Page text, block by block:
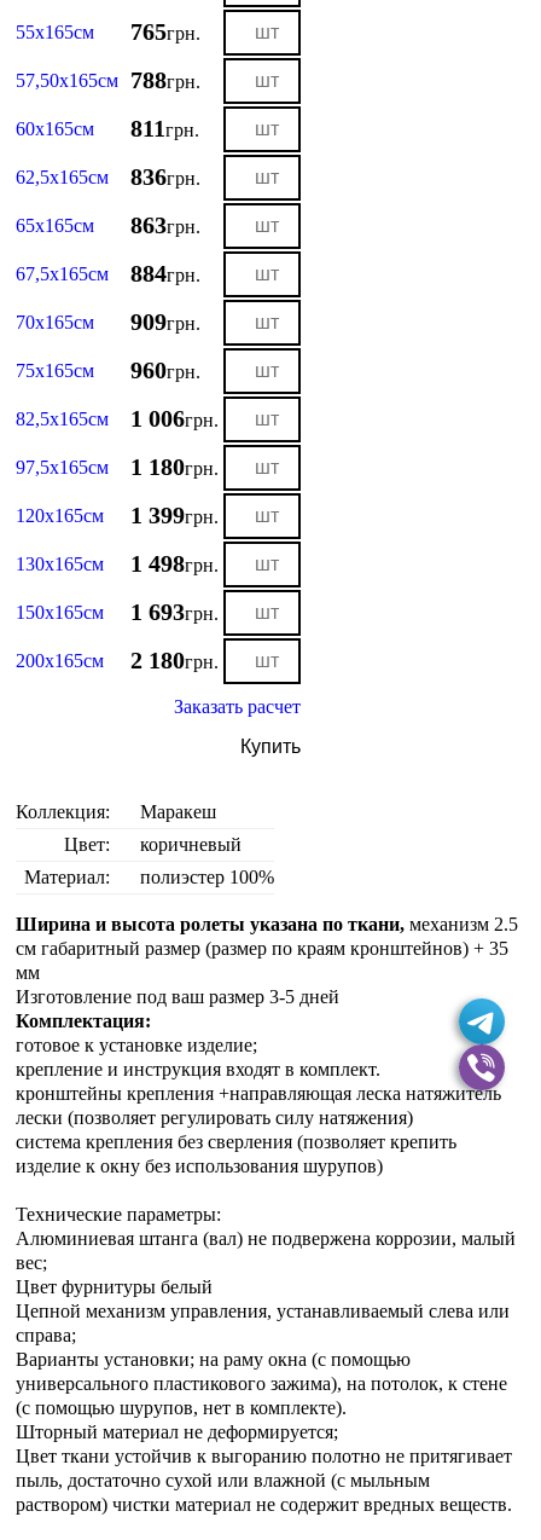
55х165см 765грн.
57,50х165см 788грн.
60х165см 811грн.
62,5х165см 836грн.
65х165см 863грн.
67,5х165см 884грн.
70х165см 909грн.
75х165см 960грн.
82,5х165см 1 006грн.
97,5х165см 1 180грн.
120х165см 1 399грн.
130х165см 1 498грн.
150х165см 1 693грн.
200х165см 2 180грн.
Заказать расчет
Купить
Коллекция:
Маракеш
Цвет:
коричневый
Материал:
полиэстер 100%
Ширина и высота ролеты указана по ткани,механизм 2.5
см габаритный размер (размер по краям кронштейнов) + 35
мм
Изготовление под ваш размер 3-5 дней
Комплектация:
готовое к установке изделие;
крепление и инструкция входят в комплект.
кронштейны крепления +направляющая леска натяжитель
лески (позволяет регулировать силу натяжения)
система крепления без сверления (позволяет крепить
изделие к окну без использования шурупов)
Технические параметры:
Алюминиевая штанга (вал) не подвержена коррозии, малый
вес;
Цвет фурнитуры белый
Цепной механизм управления, устанавливаемый слева или
справа;
Варианты установки; на раму окна (с помощью
универсального пластикового зажима), на потолок, к стене
(с помощью шурупов, нет в комплекте).
Шторный материал не деформируется;
Цвет ткани устойчив к выгоранию полотно не притягивает
пыль, достаточно сухой или влажной (с мыльным
раствором) чистки материал не содержит вредных веществ.